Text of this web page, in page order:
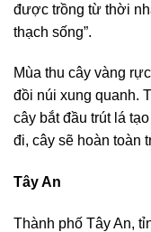
được trồng từ thời
thạch sống”.
Mùa thu cây vàng
đồi núi xung quanh.
cây bắt đầu trút lá
đi, cây sẽ hoàn toàn
Tây An
Thành phố Tây An,